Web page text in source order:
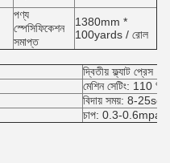
পণ্য
স্পেসিফিকেশন
সমাপ্ত
1380mm *
100yards / রোল
দ্বিতীয় ফ্ল্যাট প্রেস
মেশিন সেটিং: 110
বিদায় সময়: 8-
চাপ: 0.3-0.6mpa